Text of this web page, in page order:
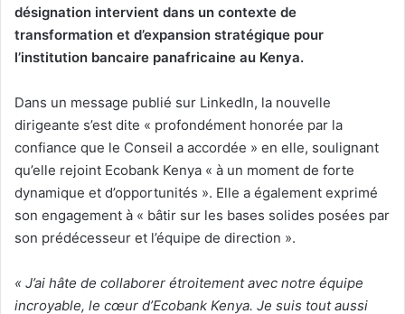
désignation intervient dans un contexte de
transformation et d’expansion stratégique pour
l’institution bancaire panafricaine au Kenya.
Dans un message publié sur LinkedIn, la nouvelle
dirigeante s’est dite « profondément honorée par la
confiance que le Conseil a accordée » en elle, soulignant
qu’elle rejoint Ecobank Kenya « à un moment de forte
dynamique et d’opportunités ». Elle a également exprimé
son engagement à « bâtir sur les bases solides posées par
son prédécesseur et l’équipe de direction ».
« J’ai hâte de collaborer étroitement avec notre équipe
incroyable, le cœur d’Ecobank Kenya. Je suis tout aussi